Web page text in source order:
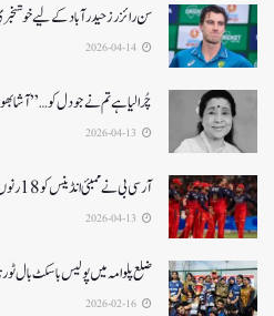
سن رائزرز حیدرآباد کے لیے خوشخبری: پیٹ کمنز کی
چُرا لیا ہے تم نے جو دل کو…” آشا
آرسی بی نے ممبئی انڈینس کو 18 رنوں سے شکست دے کر تیسری جیت درج کی
ضلع پلوامہ میں پولیس باسکٹ بال